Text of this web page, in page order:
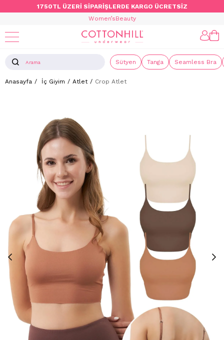
1750TL ÜZERİ SİPARİŞLERDE KARGO ÜCRETSİZ
Women’sBeauty
Sütyen Tanga Seamless Bra
Anasayfa İç Giyim Atlet Crop Atlet